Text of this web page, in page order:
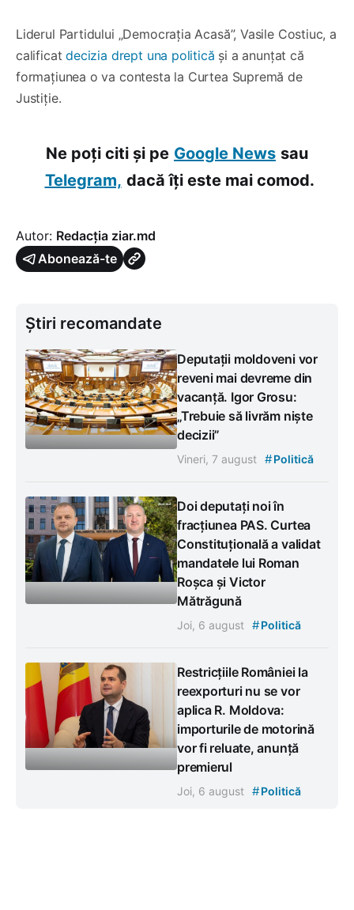
Liderul Partidului „Democrația Acasă”, Vasile Costiuc, a
calificatdecizia drept una politică și a anunțat că
formațiunea o va contesta la Curtea Supremă de
Justiție.
Ne poți citi și pe Google News sau
Telegram, dacă îți este mai comod.
Autor: Redacția ziar.md
Abonează-te
Știri recomandate
Deputații moldoveni vor
reveni mai devreme din
vacanță. Igor Grosu:
„Trebuie să livrăm niște
decizii”
Vineri, 7 august #Politică
Doi deputați noi în
fracțiunea PAS. Curtea
Constituțională a validat
mandatele lui Roman
Roșca și Victor
Mătrăgună
Joi, 6 august #Politică
Restricțiile României la
reexporturi nu se vor
aplica R. Moldova:
importurile de motorină
vor fi reluate, anunță
premierul
Joi, 6 august #Politică